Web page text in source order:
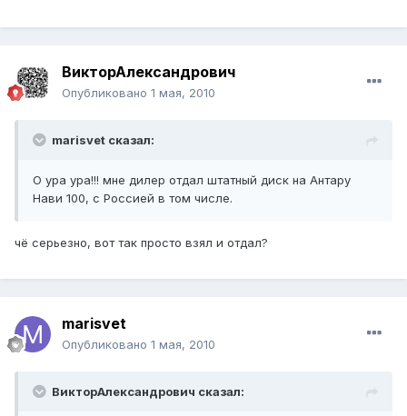
ВикторАлександрович
Опубликовано 1 мая, 2010
marisvet сказал:
О ура ура!!! мне дилер отдал штатный диск на Антару
Нави 100, с Россией в том числе.
чё серьезно, вот так просто взял и отдал?
marisvet
Опубликовано 1 мая, 2010
ВикторАлександрович сказал: